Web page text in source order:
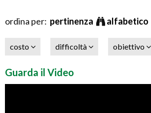
ordina per: pertinenza alfabetico
costo difficoltà obiettivo
Guarda il Video